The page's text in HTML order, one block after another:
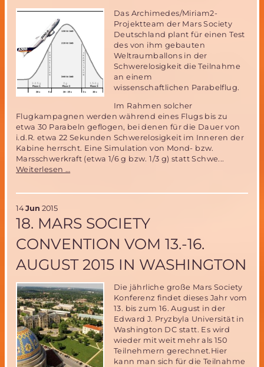
Das Archimedes/Miriam2-
Projektteam der Mars Society
Deutschland plant für einen Test
des von ihm gebauten
Weltraumballons in der
Schwerelosigkeit die Teilnahme
an einem
wissenschaftlichen Parabelflug.
Im Rahmen solcher
Flugkampagnen werden während eines Flugs bis zu
etwa 30 Parabeln geflogen, bei denen für die Dauer von
i.d.R. etwa 22 Sekunden Schwerelosigkeit im Inneren der
Kabine herrscht. Eine Simulation von Mond- bzw.
Marsschwerkraft (etwa 1/6 g bzw. 1/3 g) statt Schwe...
Weiterlesen …
Ballonerprobung
November
–
ein
Platz
zu
vergeben!
14 Jun 2015
18. MARS SOCIETY
CONVENTION VOM 13.-16.
AUGUST 2015 IN WASHINGTON
Die jährliche große Mars Society
Konferenz findet dieses Jahr vom
13. bis zum 16. August in der
Edward J. Pryzbyla Universität in
Washington DC statt. Es wird
wieder mit weit mehr als 150
Teilnehmern gerechnet.Hier
kann man sich für die Teilnahme